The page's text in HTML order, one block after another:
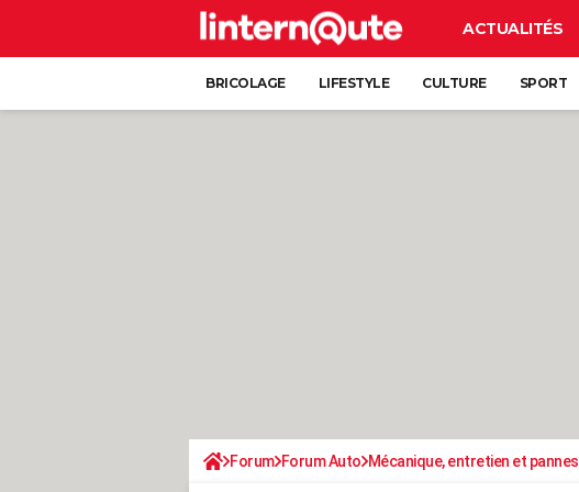
ACTUALITÉS
BRICOLAGE LIFESTYLE CULTURE SPORT
Forum Forum Auto Mécanique, entretien et pannes